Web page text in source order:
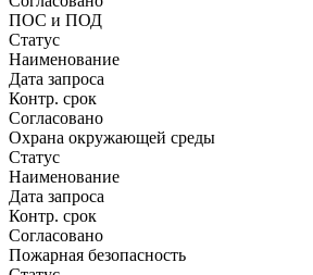
ПОС и ПОД
Статус
Наименование
Дата запроса
Контр. срок
Согласовано
Охрана окружающей среды
Статус
Наименование
Дата запроса
Контр. срок
Согласовано
Пожарная безопасность